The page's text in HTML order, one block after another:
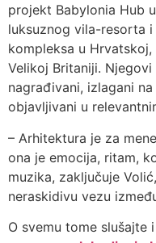
projekt Babylonia Hub
luksuznog vila-resorta
kompleksa u
Velikoj Britaniji.
nagrađivani, izlagani
objavljivani u
– Arhitektura je za
ona je emocija, ritam,
muzika, zaključuje
neraskidivu vezu
O svemu tome slušajte